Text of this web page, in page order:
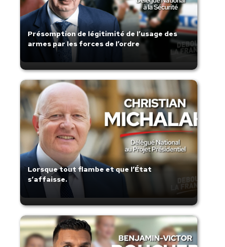
Présomption de légitimité de l’usage des
armes par les forces de l’ordre
Lorsque tout flambe et que l’État
s’affaisse.